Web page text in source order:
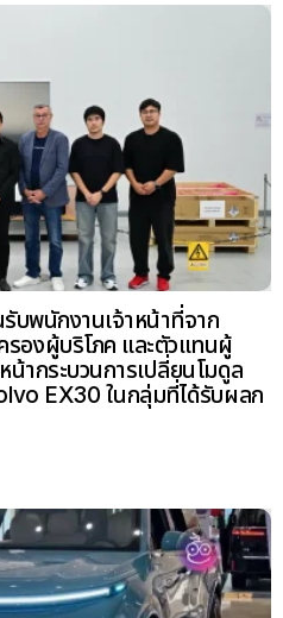
รับพนักงานเจ้าหน้าที่จาก
องผู้บริโภค และตัวแทนผู้
น้ากระบวนการเปลี่ยนโมดูล
EX30 ในกลุ่มที่ได้รับผลก